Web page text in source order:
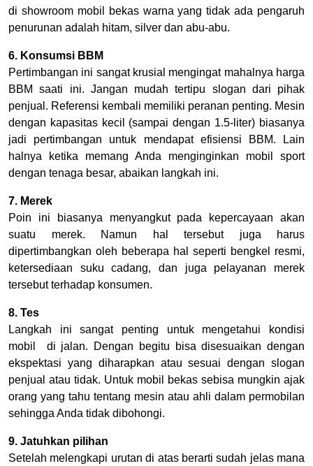
di showroom mobil bekas warna yang tidak ada pengaruh
penurunan adalah hitam, silver dan abu-abu.
6. Konsumsi BBM
Pertimbangan ini sangat krusial mengingat mahalnya harga
BBM saati ini. Jangan mudah tertipu slogan dari pihak
penjual. Referensi kembali memiliki peranan penting. Mesin
dengan kapasitas kecil (sampai dengan 1.5-liter) biasanya
jadi pertimbangan untuk mendapat efisiensi BBM. Lain
halnya ketika memang Anda menginginkan mobil sport
dengan tenaga besar, abaikan langkah ini.
7. Merek
Poin ini biasanya menyangkut pada kepercayaan akan
suatu merek. Namun hal tersebut juga harus
dipertimbangkan oleh beberapa hal seperti bengkel resmi,
ketersediaan suku cadang, dan juga pelayanan merek
tersebut terhadap konsumen.
8. Tes
Langkah ini sangat penting untuk mengetahui kondisi
mobil di jalan. Dengan begitu bisa disesuaikan dengan
ekspektasi yang diharapkan atau sesuai dengan slogan
penjual atau tidak. Untuk mobil bekas sebisa mungkin ajak
orang yang tahu tentang mesin atau ahli dalam permobilan
sehingga Anda tidak dibohongi.
9. Jatuhkan pilihan
Setelah melengkapi urutan di atas berarti sudah jelas mana